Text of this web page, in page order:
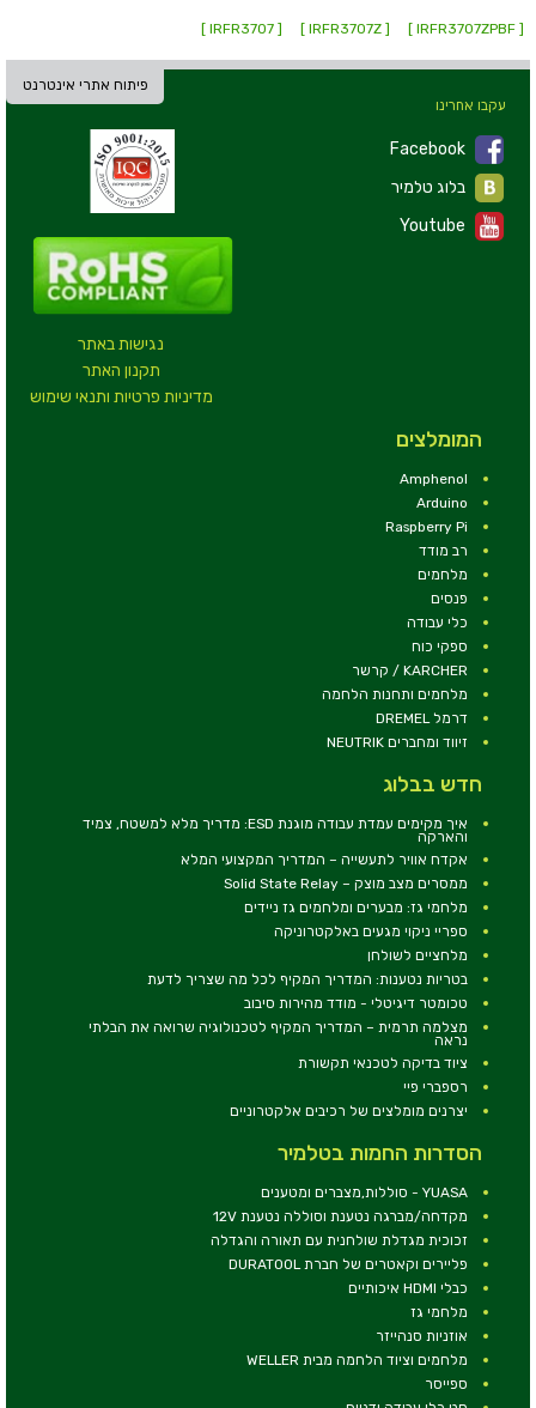
[ IRFR3707ZPBF ]
[ IRFR3707Z ]
[ IRFR3707 ]
פיתוח אתרי אינטרנט
נגישות באתר
תקנון האתר
מדיניות פרטיות ותנאי שימוש
עקבו אחרינו
Facebook
Youtube
המומלצים
Amphenol
Arduino
Raspberry Pi
רב מודד
מלחמים
פנסים
כלי עבודה
ספקי כוח
KARCHER / קרשר
מלחמים ותחנות הלחמה
דרמל DREMEL
זיווד ומחברים NEUTRIK
חדש בבלוג
איך מקימים עמדת עבודה מוגנת ESD: מדריך מלא למשטח, צמיד
והארקה
אקדח אוויר לתעשייה – המדריך המקצועי המלא
ממסרים מצב מוצק – Solid State Relay
מלחמי גז: מבערים ומלחמים גז ניידים
ספריי ניקוי מגעים באלקטרוניקה
מלחציים לשולחן
בטריות נטענות: המדריך המקיף לכל מה שצריך לדעת
טכומטר דיגיטלי - מודד מהירות סיבוב
מצלמה תרמית – המדריך המקיף לטכנולוגיה שרואה את הבלתי
נראה
ציוד בדיקה לטכנאי תקשורת
רספברי פיי
יצרנים מומלצים של רכיבים אלקטרוניים
הסדרות החמות בטלמיר
YUASA - סוללות,מצברים ומטענים
מקדחה/מברגה נטענת וסוללה נטענת 12V
זכוכית מגדלת שולחנית עם תאורה והגדלה
פליירים וקאטרים של חברת DURATOOL
כבלי HDMI איכותיים
מלחמי גז
אוזניות סנהייזר
מלחמים וציוד הלחמה מבית WELLER
ספייסר